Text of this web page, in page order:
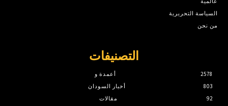
السياسة التحريرية
من نحن
التصنيفات
أعمدة و
2578
أخبار السودان
803
مقالات
92